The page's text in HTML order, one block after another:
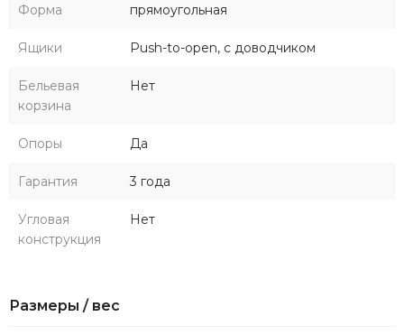
Форма прямоугольная
Ящики Push-to-open, с доводчиком
Бельевая
корзина
Нет
Опоры Да
Гарантия 3 года
Угловая
конструкция
Нет
Размеры / вес